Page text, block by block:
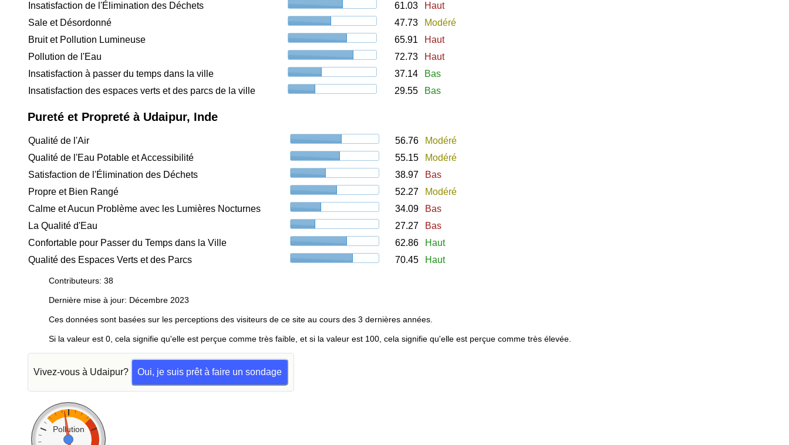
Insatisfaction de l'Élimination des Déchets
61.03
Haut
Sale et Désordonné
47.73
Modéré
Bruit et Pollution Lumineuse
65.91
Haut
Pollution de l'Eau
72.73
Haut
Insatisfaction à passer du temps dans la ville
37.14
Bas
Insatisfaction des espaces verts et des parcs de la ville
29.55 Bas
Pureté et Propreté à Udaipur, Inde
Qualité de l'Air 56.76
Modéré
Qualité de l'Eau Potable et Accessibilité
55.15
Modéré
Satisfaction de l'Élimination des Déchets
38.97
Bas
Propre et Bien Rangé
52.27
Modéré
Calme et Aucun Problème avec les Lumières Nocturnes
34.09
Bas
La Qualité d'Eau
27.27
Bas
Confortable pour Passer du Temps dans la Ville
62.86
Haut
Qualité des Espaces Verts et des Parcs
70.45 Haut
Contributeurs: 38
Dernière mise à jour: Décembre 2023
Ces données sont basées sur les perceptions des visiteurs de ce site au cours des 3 dernières années.
Si la valeur est 0, cela signifie qu'elle est perçue comme très faible, et si la valeur est 100, cela signifie qu'elle est perçue comme très élevée.
Vivez-vous à Udaipur? Oui, je suis prêt à faire un sondage
Pollution